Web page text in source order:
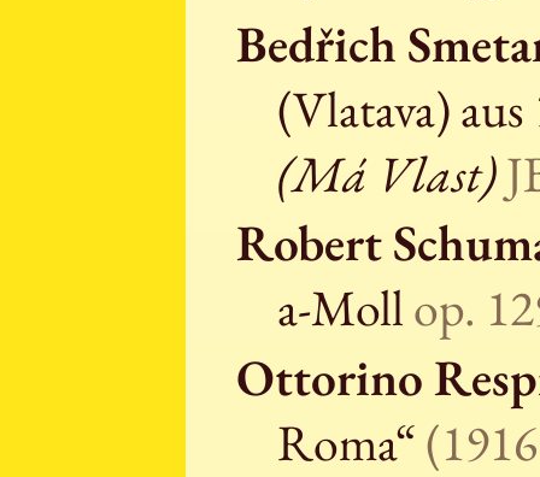
Bedřich
(Vlatava) aus
(Má Vlast)
Robert
a-Mollop.
Ottorino
Roma“